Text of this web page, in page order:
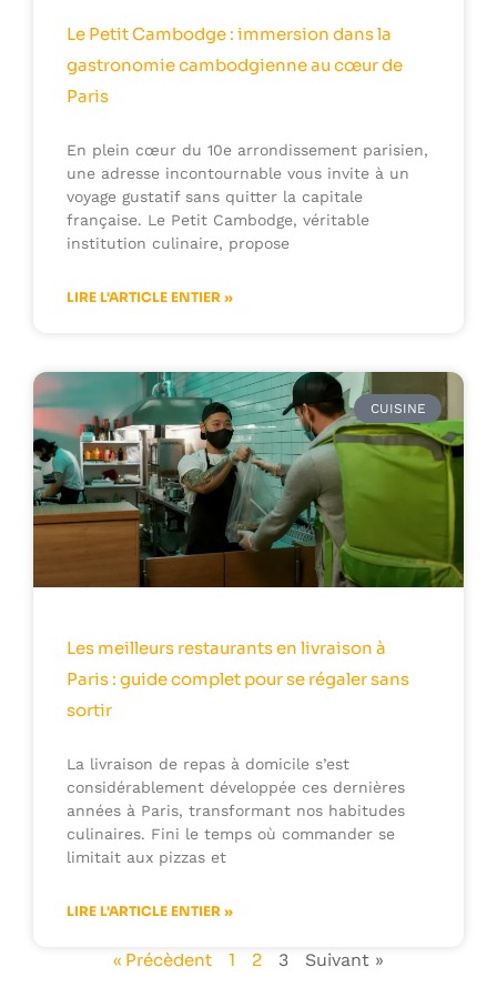
Le Petit Cambodge : immersion dans la
gastronomie cambodgienne au cœur de
Paris
En plein cœur du 10e arrondissement parisien,
une adresse incontournable vous invite à un
voyage gustatif sans quitter la capitale
française. Le Petit Cambodge, véritable
institution culinaire, propose
LIRE L'ARTICLE ENTIER »
CUISINE
Les meilleurs restaurants en livraison à
Paris : guide complet pour se régaler sans
sortir
La livraison de repas à domicile s’est
considérablement développée ces dernières
années à Paris, transformant nos habitudes
culinaires. Fini le temps où commander se
limitait aux pizzas et
LIRE L'ARTICLE ENTIER »
« Précèdent 1 2 3 Suivant »